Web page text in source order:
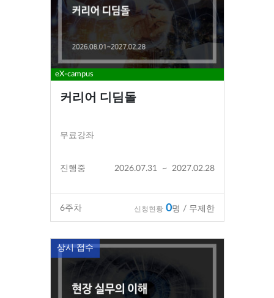
eX-campus
커리어 디딤돌
무료강좌
진행중 2026.07.31 ~ 2027.02.28
6주차 신청현황 0명 / 무제한
상시 접수